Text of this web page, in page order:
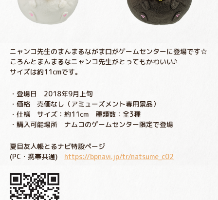
ニャンコ先生のまんまるながま口がゲームセンターに登場です☆
ころんとまんまるなニャンコ先生がとってもかわいい♪
サイズは約11cmです。
・登場日 2018年9月上旬
・価格 売価なし（アミューズメント専用景品）
・仕様 サイズ：約11cm 種類数：全3種
・購入可能場所 ナムコのゲームセンター限定で登場
夏目友人帳とるナビ特設ページ
(PC・携帯共通) https://bpnavi.jp/tr/natsume_c02